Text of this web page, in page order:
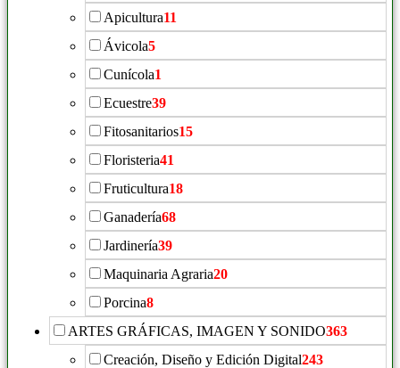
Apicultura11
Ávicola5
Cunícola1
Ecuestre39
Fitosanitarios15
Floristeria41
Fruticultura18
Ganadería68
Jardinería39
Maquinaria Agraria20
Porcina8
ARTES GRÁFICAS, IMAGEN Y SONIDO363
Creación, Diseño y Edición Digital243